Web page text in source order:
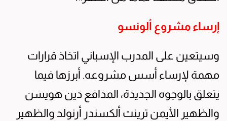
إرساء مشروع ألونسو
وسيتعين على المدرب الإسباني اتخاذ قرارات
مهمة لإرساء أسس مشروعه. أبرزها فيما
يتعلق بالوجوه الجديدة، المدافع دين هويسن
والظهير الأيمن ترينت ألكسندر أرنولد والظهير